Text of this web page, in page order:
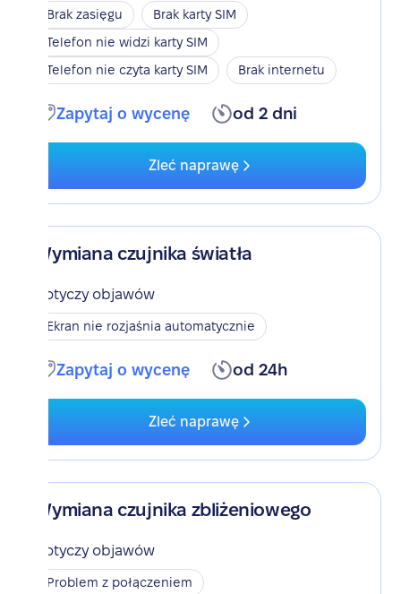
Brak zasięgu
Brak karty SIM
Telefon nie widzi karty SIM
Telefon nie czyta karty SIM
Brak internetu
Zapytaj o wycenę od 2 dni
Zleć naprawę
Wymiana czujnika światła
Dotyczy objawów
Ekran nie rozjaśnia automatycznie
Zapytaj o wycenę od 24h
Zleć naprawę
Wymiana czujnika zbliżeniowego
Dotyczy objawów
Problem z połączeniem